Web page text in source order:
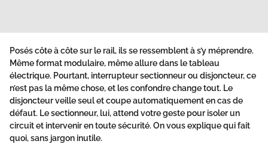
Posés côte à côte sur le rail, ils se ressemblent à s’y méprendre.
Même format modulaire, même allure dans le tableau
électrique. Pourtant, interrupteur sectionneur ou disjoncteur, ce
n’est pas la même chose, et les confondre change tout. Le
disjoncteur veille seul et coupe automatiquement en cas de
défaut. Le sectionneur, lui, attend votre geste pour isoler un
circuitet intervenir en toute sécurité. On vous explique qui fait
quoi, sans jargon inutile.